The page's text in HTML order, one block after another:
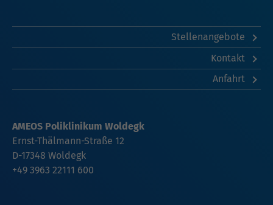
Stellenangebote
Kontakt
Anfahrt
AMEOS Poliklinikum Woldegk
Ernst-Thälmann-Straße 12
D-17348 Woldegk
+49 3963 22111 600